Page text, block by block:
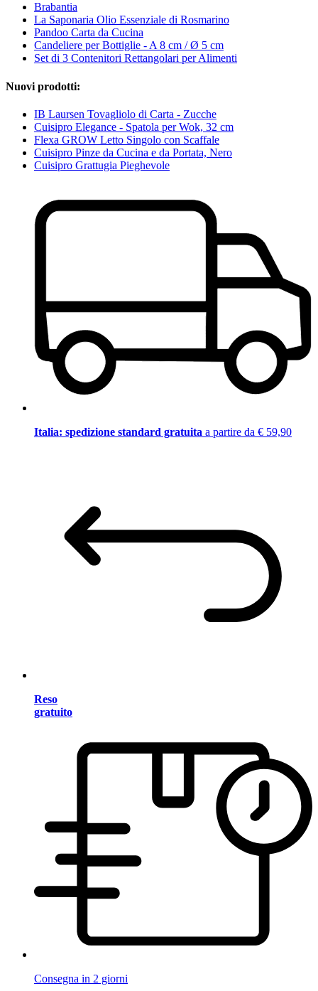
Brabantia
La Saponaria Olio Essenziale di Rosmarino
Pandoo Carta da Cucina
Candeliere per Bottiglie - A 8 cm / Ø 5 cm
Set di 3 Contenitori Rettangolari per Alimenti
Nuovi prodotti:
IB Laursen Tovagliolo di Carta - Zucche
Cuisipro Elegance - Spatola per Wok, 32 cm
Flexa GROW Letto Singolo con Scaffale
Cuisipro Pinze da Cucina e da Portata, Nero
Cuisipro Grattugia Pieghevole
Italia: spedizione standard gratuita a partire da € 59,90
Reso
gratuito
Consegna in 2 giorni